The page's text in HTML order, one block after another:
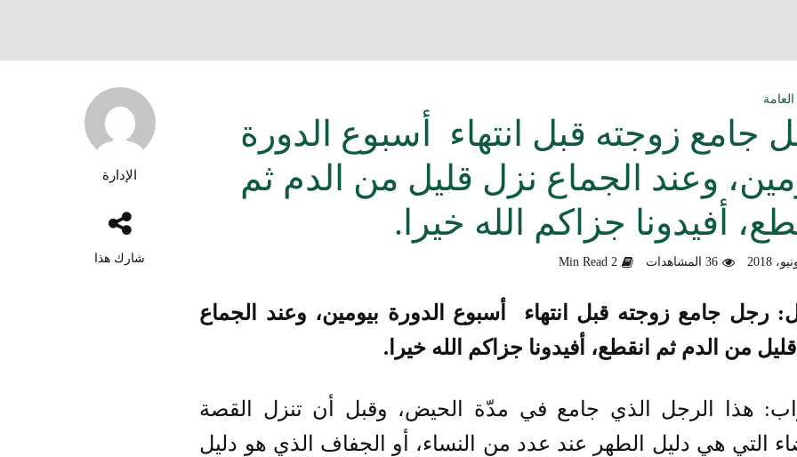
العمل الدعوي بين علماء ودعاة اليمن (صوت)
الحديثية للشيخ المحدث أبي الحسن السليماني
الإرهابي
الألباني رحمه الله من أخطاء الجماعات الإسلامية
في التعامل مع المخالف – صوت
صادق بن محمد البيضاني حول فَهْمِهِ كلامي عن تنظيم القاعدة
السودان
الإدارة
شارك هذا
العامة
جامع زوجته قبل انتهاء أسبوع الدورة
وعند الجماع نزل قليل من الدم ثم
أفيدونا جزاكم الله خيرا.
36 المشاهدات 2 Min Read
رجل جامع زوجته قبل انتهاء أسبوع الدورة بيومين، وعند الجماع
من الدم ثم انقطع، أفيدونا جزاكم الله خيرا.
هذا الرجل الذي جامع في مدّة الحيض، وقبل أن تنزل القصة
التي هي دليل الطهر عند عدد من النساء، أو الجفاف الذي هو دليل